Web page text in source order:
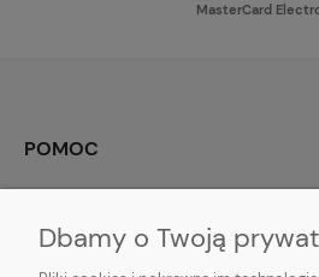
MasterCard
POMOC
PŁATNOŚCI I DOSTAWA
Dbamy o Twoją